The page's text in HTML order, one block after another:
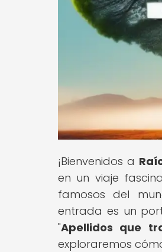
¡Bienvenidos a
en un viaje
famosos del
entrada es un
"Apellidos que
exploraremos